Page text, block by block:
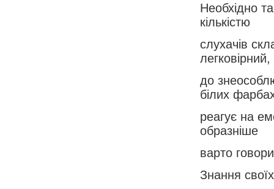
Необхідно
кількістю
слухачів
до
білих
реагує на
образніше
варто
Знання